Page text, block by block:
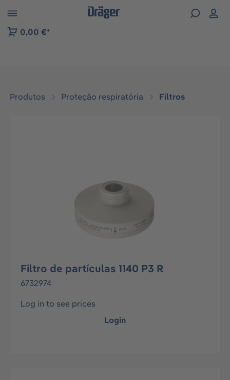
to B2B platform navigation
0,00 €*
Produtos Proteção respiratória Filtros
Filtro de partículas 1140 P3 R
6732974
Log in to see prices
Login